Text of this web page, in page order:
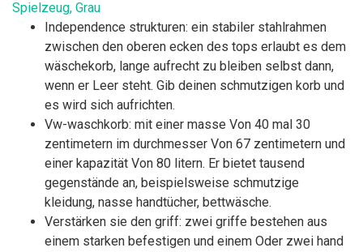
Spielzeug, Grau
Independence strukturen: ein stabiler stahlrahmen
zwischen den oberen ecken des tops erlaubt es dem
wäschekorb, lange aufrecht zu bleiben selbst dann,
wenn er Leer steht. Gib deinen schmutzigen korb und
es wird sich aufrichten.
Vw-waschkorb: mit einer masse Von 40 mal 30
zentimetern im durchmesser Von 67 zentimetern und
einer kapazität Von 80 litern. Er bietet tausend
gegenstände an, beispielsweise schmutzige
kleidung, nasse handtücher, bettwäsche.
Verstärken sie den griff: zwei griffe bestehen aus
einem starken befestigen und einem Oder zwei hand